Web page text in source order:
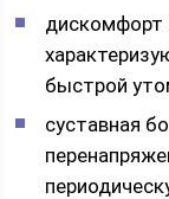
дискомфорт
быстрой
суставная